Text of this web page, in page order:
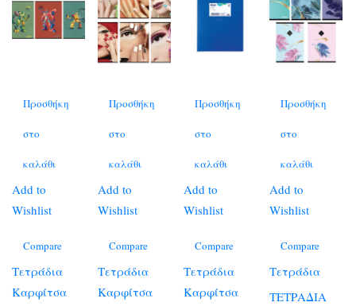
Προσθήκη
στο
καλάθι
Add to
Wishlist
Compare
Τετράδια
Καρφίτσα
Προσθήκη
στο
καλάθι
Add to
Wishlist
Compare
Τετράδια
Καρφίτσα
Προσθήκη
στο
καλάθι
Add to
Wishlist
Compare
Τετράδια
Καρφίτσα
Προσθήκη
στο
καλάθι
Add to
Wishlist
Compare
Τετράδια
ΤΕΤΡΑΔΙΑ